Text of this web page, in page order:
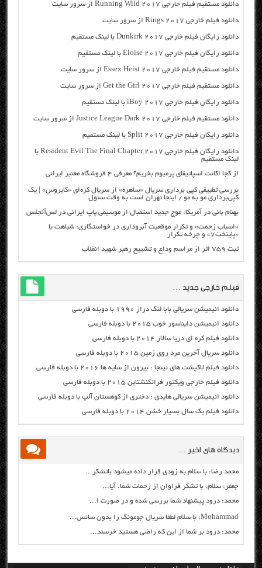
دانلود مستقیم فیلم خارجی Running Wild 2017 از سرور سایت
دانلود فیلم خارجی Rings 2017 از سرور سایت
دانلود رایگان فیلم خارجی Dunkirk 2017 با لینک مستقیم
دانلود رایگان فیلم خارجی Eloise 2017 با لینک مستقیم
دانلود مستقیم فیلم خارجی Essex Heist 2017 از سرور سایت
دانلود مستقیم فیلم خارجی Get the Girl 2017 از سرور سایت
دانلود رایگان فیلم خارجی iBoy 2017 با لینک مستقیم
دانلود مستقیم فیلم خارجی Justice League Dark 2017 از سرور سایت
دانلود رایگان فیلم خارجی Split 2017 با لینک مستقیم
دانلود رایگان فیلم خارجی Resident Evil The Final Chapter 2017 با
لینک مستقیم
از کجا اکانت اسپاتیفای پرمیوم بخریم؟ معرفی ۴ فروشگاه معتبر ایرانی
بررسی تطبیقی کپی برداری سریال «ساهره» از سریال کره‌ای «کایروس» | یک
کپی‌برداری مو به مو / اینجا تهران است به وقت سئول
بهنام بانی در آمریکا: موج جدید استقبال از موسیقی پاپ ایرانی در لس‌آنجلس
«اسباب زحمت» و تکرار موقعیت آبروداری در خواستگاری؛ شباهت با
«پایتخت۷» و چرخه تکرار
ثبت ۷۵۹ اثر از مراسم وداع و تشییع رهبر شهید انقلاب
فیلم خارجی جدید …
دانلود انیمیشن سریالی بابا لنگ دراز ۱۹۹۰ با دوبله فارسی
دانلود انیمیشن دایناسور خوب ۲۰۱۵ با دوبله فارسی
دانلود فیلم کره ای دریا سالار ۲۰۱۴ با دوبله فارسی
دانلود سریال آخرین مرد روی زمین ۲۰۱۵ با دوبله فارسی
دانلود فیلم لاکپشت های نینجا : بیرون از سایه ها ۲۰۱۶ با دوبله فارسی
دانلود فیلم خارجی ویکتور فرانکنشتاین ۲۰۱۵ با دوبله فارسی
دانلود انیمیشن سریالی هایدی : دختری از کوهستان آلپ با دوبله فارسی
دانلود فیلم یک سال بسیار خشن ۲۰۱۴ با دوبله فارسی
دیدگاه های اخیر …
محمد رضا: با سلام به زودی قرار داده میشود باتشکر...
جعفر: سلام. با تشکر فراوان از زحمات شما. آیا...
محمد: درود پیشنهاد شما بررسی شده و در صورت ا...
Mohammad: با سلام لطفا سریال جومونگ را بدون سانس...
محمد: درود بر شما از این که راضی هستید خرسند...